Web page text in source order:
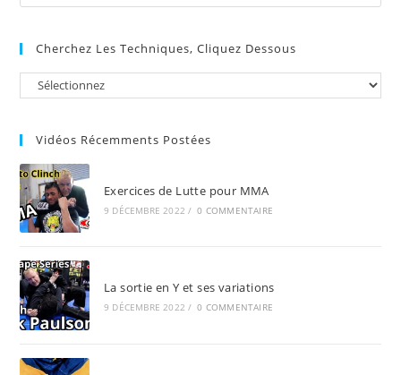
the
Cherchez Les Techniques, Cliquez Dessous
Vidéos Récemments Postées
Exercices de Lutte pour MMA
9 DÉCEMBRE 2022 / 0 COMMENTAIRE
La sortie en Y et ses variations
9 DÉCEMBRE 2022 / 0 COMMENTAIRE